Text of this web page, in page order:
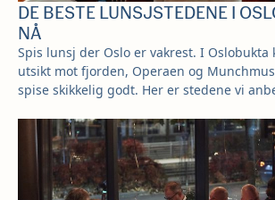
DE BESTE LUNSJSTEDENE I
NÅ
Spis lunsj der Oslo er vakrest. I Oslobukta
utsikt mot fjorden, Operaen og
spise skikkelig godt. Her er stedene vi